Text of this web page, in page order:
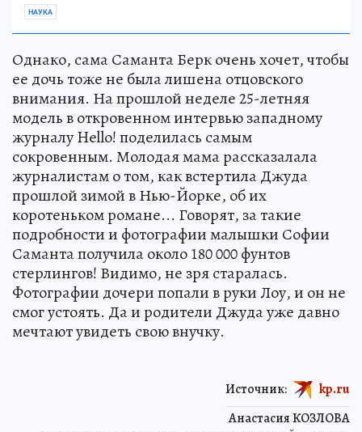
НАУКА
Однако, сама Саманта Берк очень хочет, чтобы
ее дочь тоже не была лишена отцовского
внимания. На прошлой неделе 25-летняя
модель в откровенном интервью западному
журналу Hello! поделилась самым
сокровенным. Молодая мама рассказалала
журналистам о том, как встертила Джуда
прошлой зимой в Нью-Йорке, об их
коротеньком романе... Говорят, за такие
подробности и фотографии малышки Софии
Саманта получила около 180 000 фунтов
стерлингов! Видимо, не зря старалась.
Фотографии дочери попали в руки Лоу, и он не
смог устоять. Да и родители Джуда уже давно
мечтают увидеть свою внучку.
Анастасия КОЗЛОВА
Источник: kp.ru